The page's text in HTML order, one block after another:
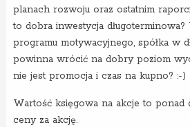
planach rozwoju oraz ostatnim
to dobra inwestycja
programu motywacyjnego, spółka w
powinna wrócić na dobry poziom
nie jest promocja i czas na kupno? :-)
Wartość księgowa na akcje to ponad
ceny za akcję.